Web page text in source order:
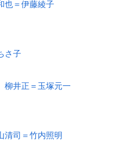
也＝伊藤綾子
さ子
柳井正＝玉塚元一
清司＝竹内照明